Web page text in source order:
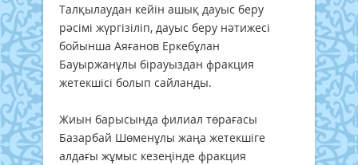
Талқылаудан кейін ашық дауыс беру
рәсімі жүргізіліп, дауыс беру нәтижесі
бойынша Аяғанов Еркебұлан
Бауыржанұлы бірауыздан фракция
жетекшісі болып сайланды.
Жиын барысында филиал төрағасы
Базарбай Шөменұлы жаңа жетекшіге
алдағы жұмыс кезеңінде фракция